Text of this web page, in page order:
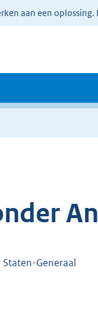
aan een oplossing.
Generaal